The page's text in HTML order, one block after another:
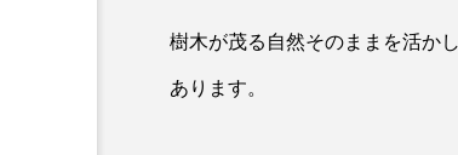
樹木が茂る自然そのままを活か
あります。